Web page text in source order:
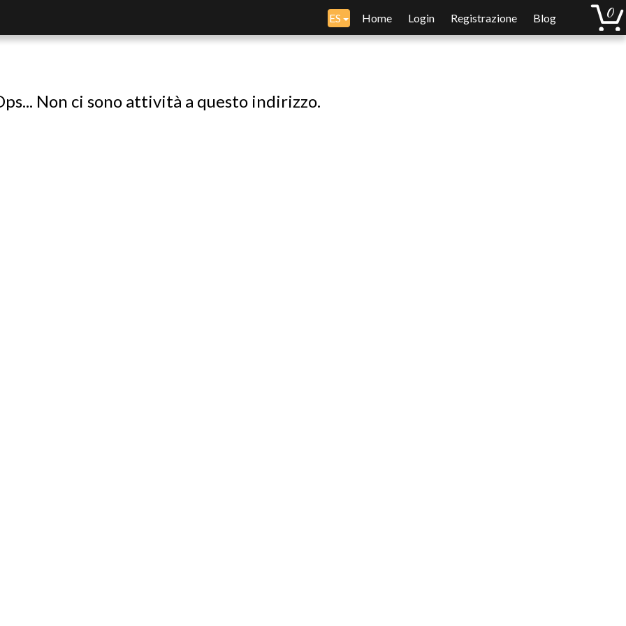
ES Home Login Registrazione Blog
Non ci sono attività a questo indirizzo.